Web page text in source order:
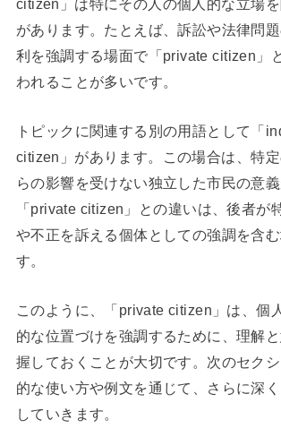
citizen」は特にその人の個人的な立場
があります。たとえば、訴訟や法律問
利を強調する場面で「private citizen」
われることが多いです。
トピックに関連する別の用語として「
citizen」があります。この場合は、特
らの影響を受けない独立した市民の意義
「private citizen」との違いは、後者が
や不正を訴える個体としての強調を含
す。
このように、「private citizen」は、個
的な位置づけを強調するために、理解
握しておくことが大切です。次のセク
的な使い方や例文を通じて、さらに深
していきます。